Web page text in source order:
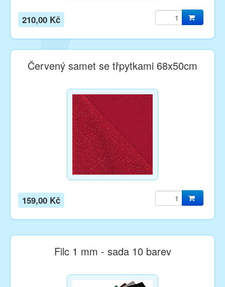
210,00 Kč
Červený samet se třpytkami 68x50cm
159,00 Kč
Filc 1 mm - sada 10 barev